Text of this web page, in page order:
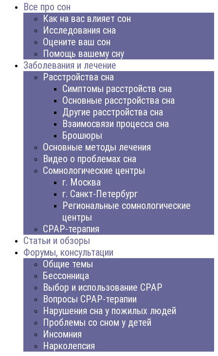
Все про сон
Как на вас влияет сон
Исследования сна
Оцените ваш сон
Помощь вашему сну
Заболевания и лечение
Расстройства сна
Симптомы расстройств сна
Основные расстройства сна
Другие расстройства сна
Взаимосвязи процесса сна
Брошюры
Основные методы лечения
Видео о проблемах сна
Сомнологические центры
г. Москва
г. Санкт-Петербург
Региональные сомнологические
центры
CPAP-терапия
Статьи и обзоры
Форумы, консультации
Общие темы
Бессонница
Выбор и использование CPAP
Вопросы CPAP-терапии
Нарушения сна у пожилых людей
Проблемы со сном у детей
Инсомния
Нарколепсия